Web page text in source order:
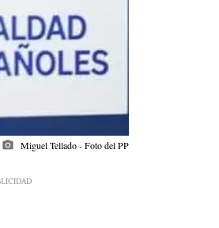
photo_camera Miguel Tellado - Foto del PP